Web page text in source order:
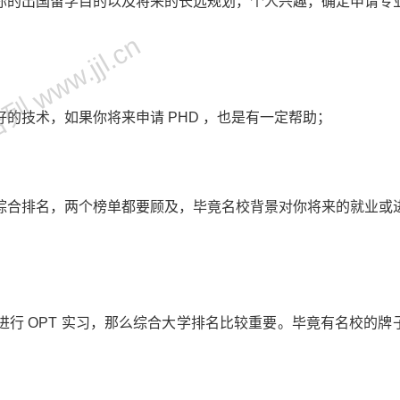
技术，如果你将来申请 PHD ，也是有一定帮助；
排名，两个榜单都要顾及，毕竟名校背景对你将来的就业或
OPT 实习，那么综合大学排名比较重要。毕竟有名校的牌
www.jjl.cn